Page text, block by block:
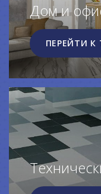
Дом и
ПЕРЕЙТИ К